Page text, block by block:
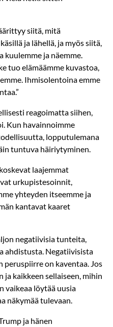
siitä, mitä
ja lähellä, ja myös siitä,
ja näemme.
tuo elämäämme kuvastoa,
Ihmisolentoina emme
reagoimatta siihen,
Kun havainnoimme
lopputulemana
tuntuva häiriytyminen.
laajemmat
urkupistesoinnit,
yhteyden itseemme ja
kantavat kaaret
negatiivisia tunteita,
ahdistusta. Negatiivisista
on kaventaa. Jos
kaikkeen sellaiseen, mihin
vaikeaa löytää uusia
näkymää tulevaan.
ja hänen